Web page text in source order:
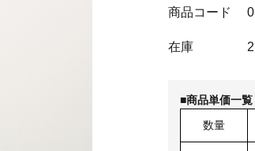
商品コード
在庫 2
■商品単価一覧
数量